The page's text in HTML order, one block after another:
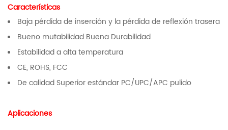
Características
Baja pérdida de inserción y la pérdida de reflexión trasera
Bueno mutabilidad Buena Durabilidad
Estabilidad a alta temperatura
CE, ROHS, FCC
De calidad Superior estándar PC/UPC/APC pulido
Aplicaciones